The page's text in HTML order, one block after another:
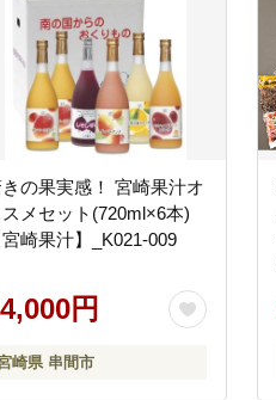
の果実感！ 宮崎果汁オ
スメセット(720ml×6本)
宮崎果汁】_K021-009
円
崎県 串間市